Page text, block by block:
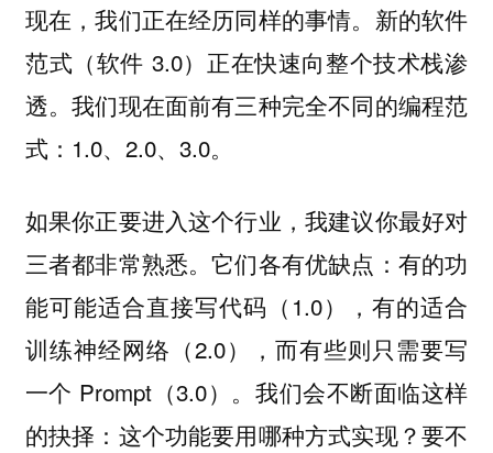
现在，我们正在经历同样的事情。新的软件
范式（软件 3.0）正在快速向整个技术栈渗
透。我们现在面前有三种完全不同的编程范
式：1.0、2.0、3.0。
如果你正要进入这个行业，我建议你最好对
三者都非常熟悉。它们各有优缺点：有的功
能可能适合直接写代码（1.0），有的适合
训练神经网络（2.0），而有些则只需要写
一个 Prompt（3.0）。我们会不断面临这样
的抉择：这个功能要用哪种方式实现？要不